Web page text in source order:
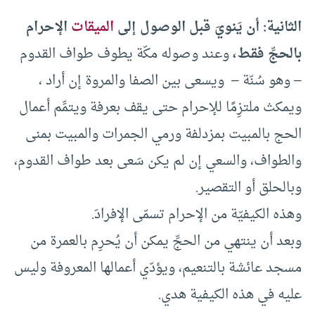
الثانية:أن يَنويَ قبل الوصول إلىالميقاتالإحرام
بالحجِّ فقط،وعند وصوله مكّة يطوف طواف القدوم
– وهو سُنّة – ويسعى بين الصفا والمروة إن أراد ،
ويمكث ملتزِمًا للإحرام حتى يقف بعرفة ويتمِّم أعمال
الحج بالمبيت بمزدلفة ورمي الجمرات والمبيت بمنى
والطواف، والسعي إن لم يكن سَعى بعد طواف القدوم،
وبالحلق أو التقصير.
وهذه الكيفيّة من الإحرام تسمّى الإفرادَ.
وبعد أن ينتهي من الحجِّ يمكن أن يُحرِم بالعمرة من
مسجد عائشة بالتنعيم، ويؤدّي أعمالها المعروفة وليس
عليه في هذه الكيفية هدي.